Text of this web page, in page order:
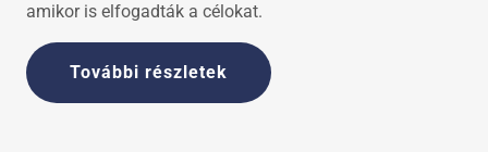
amikor is elfogadták a célokat.
További részletek